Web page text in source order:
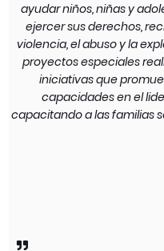
ayudar niños, niñas y
ejercer sus derechos,
violencia, el abuso y la
proyectos especiales
iniciativas que
capacidades en el
capacitando a las familias